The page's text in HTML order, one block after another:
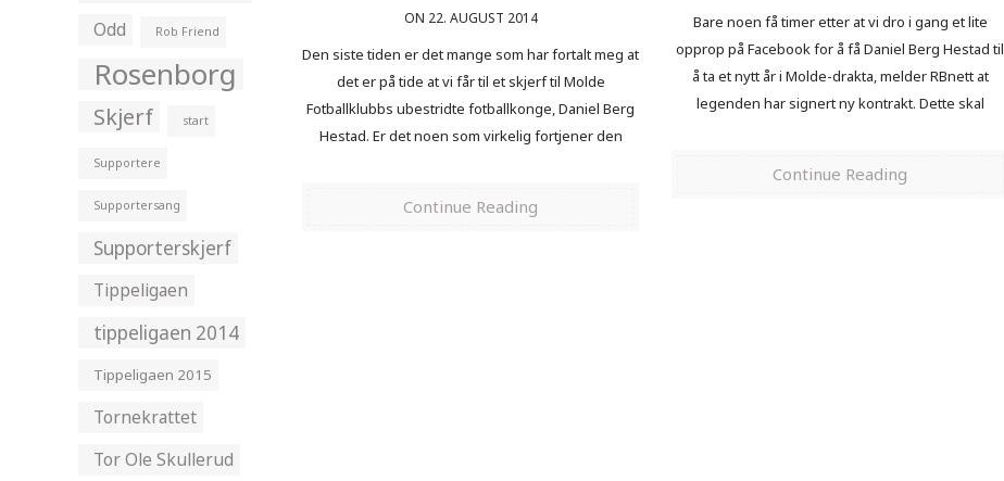
ON 22. AUGUST 2014
Den siste tiden er det mange som har fortalt meg at
det er på tide at vi får til et skjerf til Molde
Fotballklubbs ubestridte fotballkonge, Daniel Berg
Hestad. Er det noen som virkelig fortjener den
Continue Reading
Bare noen få timer etter at vi dro i gang et lite
opprop på Facebook for å få Daniel Berg Hestad til
å ta et nytt år i Molde-drakta, melder RBnett at
legenden har signert ny kontrakt. Dette skal
Continue Reading
Odd Rob Friend
Rosenborg
Skjerf start
Supportere
Supportersang
Supporterskjerf
Tippeligaen
tippeligaen 2014
Tippeligaen 2015
Tornekrattet
Tor Ole Skullerud